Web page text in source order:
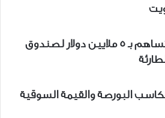
Ooredoo الكويت تساهم بـ 5 ملايين دولار لصندوق
مكاسب البورصة والقيمة السوقية